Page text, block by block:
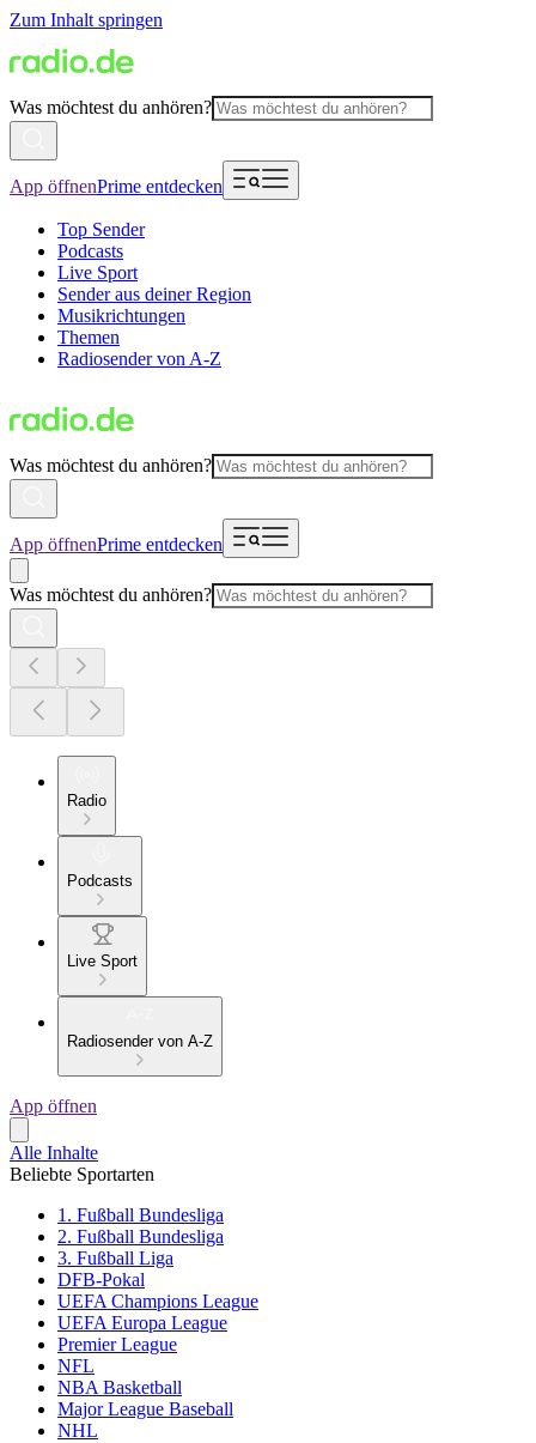
Zum Inhalt springen
Was möchtest du anhören?
App öffnenPrime entdecken
Top Sender
Podcasts
Live Sport
Sender aus deiner Region
Musikrichtungen
Themen
Radiosender von A-Z
Was möchtest du anhören?
App öffnenPrime entdecken
Was möchtest du anhören?
Radio
Podcasts
Live Sport
Radiosender von A-Z
App öffnen
Alle Inhalte
Beliebte Sportarten
1. Fußball Bundesliga
2. Fußball Bundesliga
3. Fußball Liga
DFB-Pokal
UEFA Champions League
UEFA Europa League
Premier League
NFL
NBA Basketball
Major League Baseball
NHL